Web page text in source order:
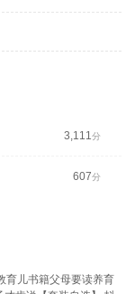
3,111 分
607分
育儿书籍父母要读养育